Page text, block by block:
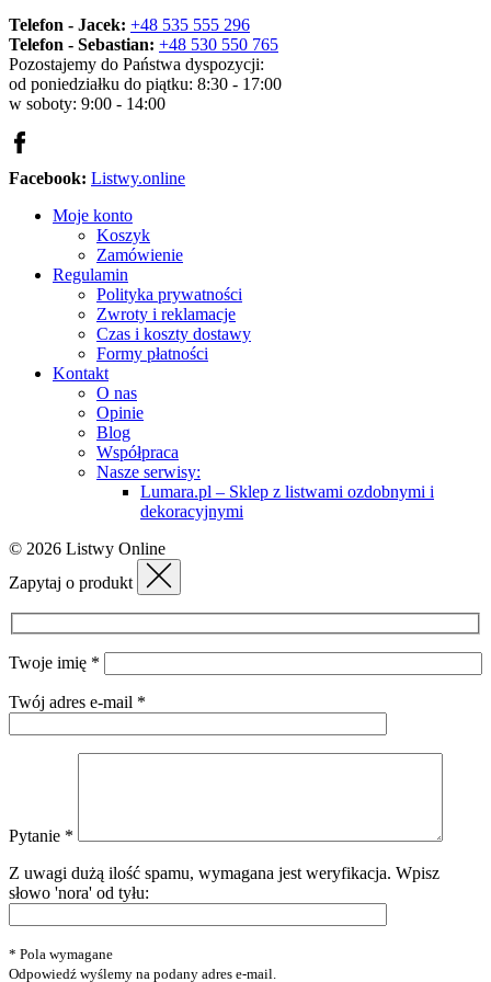
Telefon - Jacek: +48 535 555 296
Telefon - Sebastian: +48 530 550 765
Pozostajemy do Państwa dyspozycji:
od poniedziałku do piątku: 8:30 - 17:00
w soboty: 9:00 - 14:00
Facebook: Listwy.online
Moje konto
Koszyk
Zamówienie
Regulamin
Polityka prywatności
Zwroty i reklamacje
Czas i koszty dostawy
Formy płatności
Kontakt
O nas
Opinie
Blog
Współpraca
Nasze serwisy:
Lumara.pl – Sklep z listwami ozdobnymi i
dekoracyjnymi
© 2026 Listwy Online
Zapytaj o produkt
Twoje imię *
Twój adres e-mail *
Pytanie *
Z uwagi dużą ilość spamu, wymagana jest weryfikacja. Wpisz
słowo 'nora' od tyłu:
* Pola wymagane
Odpowiedź wyślemy na podany adres e-mail.